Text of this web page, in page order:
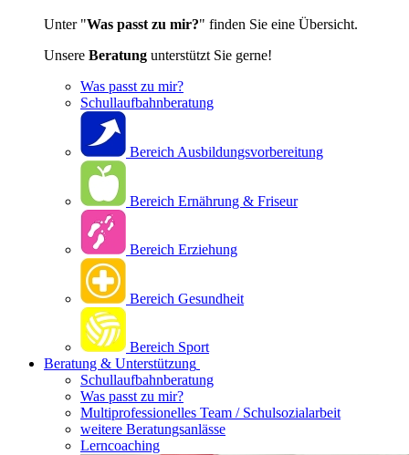
Unter "Was passt zu mir?" finden Sie eine Übersicht.
Unsere Beratung unterstützt Sie gerne!
Was passt zu mir?
Schullaufbahnberatung
Bereich Ausbildungsvorbereitung
Bereich Ernährung & Friseur
Bereich Erziehung
Bereich Gesundheit
Bereich Sport
Beratung & Unterstützung
Schullaufbahnberatung
Was passt zu mir?
Multipro­fessionelles Team / Schulsozialarbeit
weitere Beratungsanlässe
Lerncoaching